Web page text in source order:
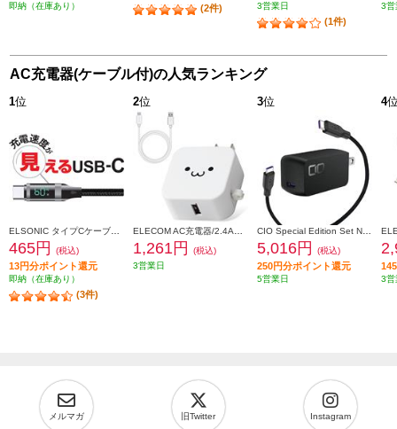
即納（在庫あり） (2件) 3営業日
(1件)
3営
AC充電器(ケーブル付)の人気ランキング
1位
465円 (税込)
13円分ポイント還元
即納（在庫あり）
(3件)
2位
1,261円
(税込)
3営業日
3位
5,016円 (税込)
250円分ポイント還元
5営業日
4
3営
メルマガ 旧Twitter Instagram